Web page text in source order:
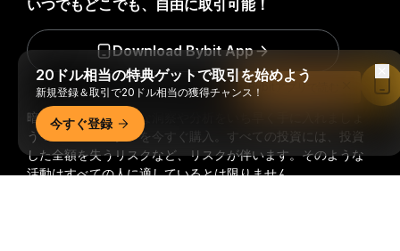
暗号資産世界の重要な洞察や分析をいち早く手に入れましょ
う：ニュースレターを今すぐ購入。 すべての投資には、投資
した全額を失うリスクなど、リスクが伴います。そのような
活動はすべての人に適しているとは限りません。
いつでもどこでも、自由に取引可能！
Download Bybit App
20ドル相当の特典ゲットで取引を始めよう
新規登録＆取引で20ドル相当の獲得チャンス！
今すぐ登録
Bybitアプリで読む